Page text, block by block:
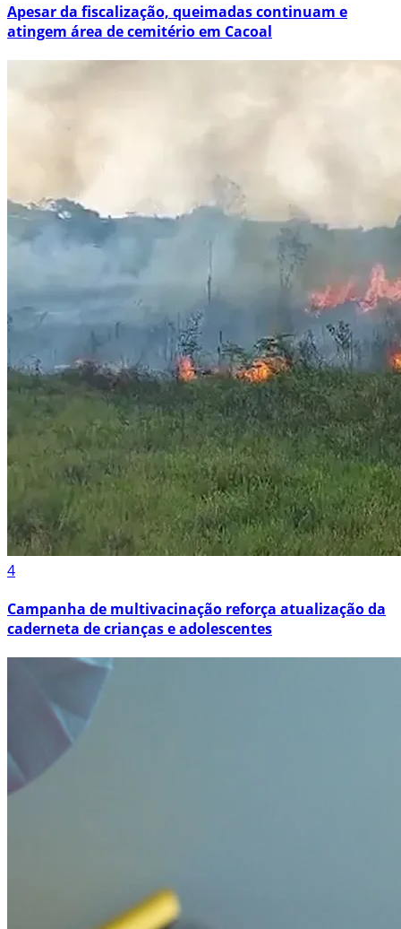
Apesar da fiscalização, queimadas continuam e
atingem área de cemitério em Cacoal
4
Campanha de multivacinação reforça atualização da
caderneta de crianças e adolescentes